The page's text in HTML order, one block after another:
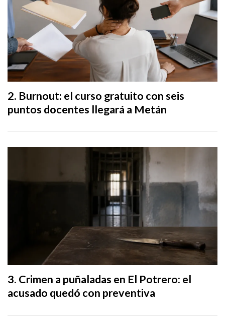
Burnout: el curso gratuito con seis
puntos docentes llegará a Metán
Crimen a puñaladas en El Potrero: el
acusado quedó con preventiva